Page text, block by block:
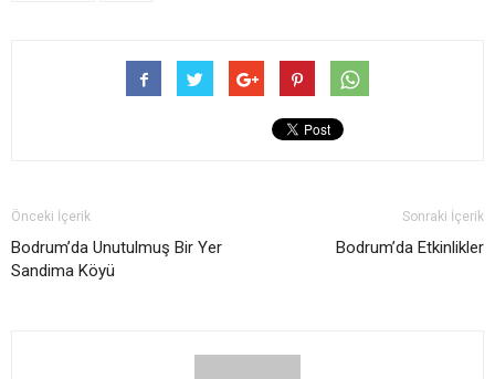
Önceki İçerik
Bodrum’da Unutulmuş Bir Yer
Sandima Köyü
Sonraki İçerik
Bodrum’da Etkinlikler